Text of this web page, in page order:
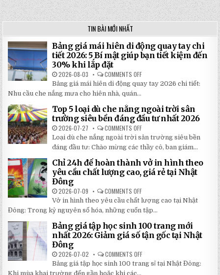
TIN BÀI MỚI NHẤT
Bảng giá mái hiên di động quay tay chi
tiết 2026: 5 Bí mật giúp bạn tiết kiệm đến
30% khi lắp đặt
2026-08-03 COMMENTS OFF
BẢNG
GIÁ
ĐỘNG
QUAY
TAY
TIẾT
2026:
5
BÍ
MẬT
GIÚP
BẠN
TIẾT
KHI
LẮP
ĐẶT
Bảng giá mái hiên di động quay tay 2026 chi tiết:
Nhu cầu che nắng mưa cho hiên nhà, quán...
Top 5 loại dù che nắng ngoài trời sân
trường siêu bền đáng đầu tư nhất 2026
2026-07-27 COMMENTS OFF
TOP
5
LOẠI
DÙ
CHE
NẮNG
NGOÀI
TRỜI
BỀN
ĐÁNG
ĐẦU
NHẤT
2026
Loại dù che nắng ngoài trời sân trường siêu bền
đáng đầu tư: Chào mừng các thầy cô, ban giám...
Chỉ 24h để hoàn thành vở in hình theo
yêu cầu chất lượng cao, giá rẻ tại Nhật
Đông
2026-07-09 COMMENTS OFF
CHỈ
24H
ĐỂ
HOÀN
VỞ
IN
HÌNH
YÊU
CHẤT
LƯỢNG
Vở in hình theo yêu cầu chất lượng cao tại Nhật
Đông: Trong kỷ nguyên số hóa, những cuốn tập...
Bảng giá tập học sinh 100 trang mới
nhất 2026: Giảm giá số tận gốc tại Nhật
Đông
2026-07-02 COMMENTS OFF
BẢNG
GIÁ
Bảng giá tập học sinh 100 trang sỉ tại Nhật Đông:
Khi mùa khai trường đến gần hoặc khi các...